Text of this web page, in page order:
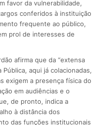
favor da vulnerabilidade,
conferidos à instituição
frequente ao público,
prol de interesses de
afirma que da “extensa
aqui já colacionadas,
exigem a presença física do
em audiências e o
de pronto, indica a
à distância dos
das funções institucionais